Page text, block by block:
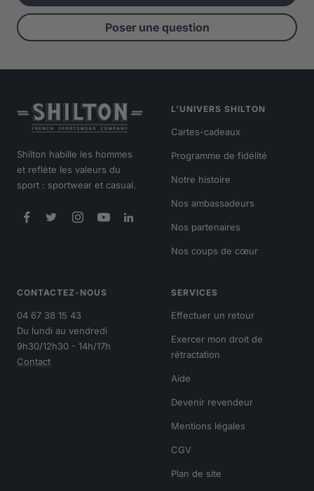
Poser une question
Shilton habille les hommes
et reflète les valeurs du
sport : sportwear et casual.
L’UNIVERS SHILTON
Cartes-cadeaux
Programme de fidélité
Notre histoire
Nos ambassadeurs
Nos partenaires
Nos coups de cœur
CONTACTEZ-NOUS
04 67 38 15 43
Du lundi au vendredi
9h30/12h30 - 14h/17h
Contact
SERVICES
Effectuer un retour
Exercer mon droit de
rétractation
Aide
Devenir revendeur
Mentions légales
CGV
Plan de site